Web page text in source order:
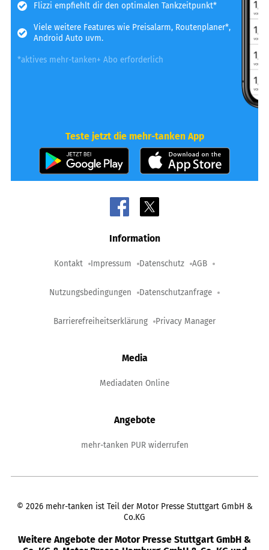
Flizzi empfiehlt dir den optimalen Tankzeitpunkt*
Viele weitere Features wie Preisalarm, Routenplaner*,
Android Auto uvm.
*aktives mehr-tanken+ Abo erforderlich
Teste jetzt die mehr-tanken App
Information
Kontakt Impressum Datenschutz AGB
Nutzungsbedingungen Datenschutzanfrage
Barrierefreiheitserklärung Privacy Manager
Media
Mediadaten Online
Angebote
mehr-tanken PUR widerrufen
© 2026 mehr-tanken ist Teil der Motor Presse Stuttgart GmbH &
Co.KG
Weitere Angebote der Motor Presse Stuttgart GmbH &